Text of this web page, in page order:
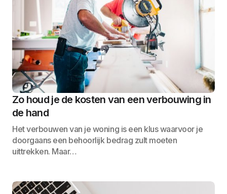
Zo houd je de kosten van een verbouwing in
de hand
Het verbouwen van je woning is een klus waarvoor je
doorgaans een behoorlijk bedrag zult moeten
uittrekken. Maar…